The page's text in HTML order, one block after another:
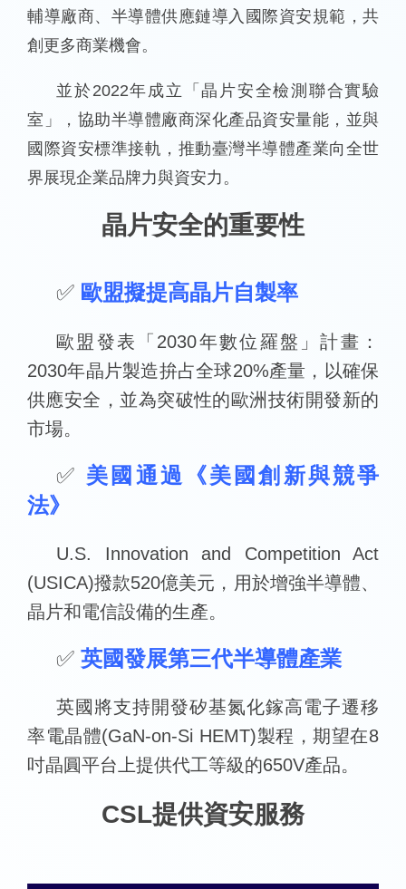
輔導廠商、半導體供應鏈導入國際資安規範，共
創更多商業機會。
並於2022年成立「晶片安全檢測聯合實驗
室」，協助半導體廠商深化產品資安量能，並與
國際資安標準接軌，推動臺灣半導體產業向全世
界展現企業品牌力與資安力。
晶片安全的重要性
✅ 歐盟擬提高晶片自製率
歐盟發表「2030年數位羅盤」計畫：
2030年晶片製造拚占全球20%產量，以確保
供應安全，並為突破性的歐洲技術開發新的
市場。
✅ 美國通過《美國創新與競爭
法》
U.S. Innovation and Competition Act
(USICA)撥款520億美元，用於增強半導體、
晶片和電信設備的生產。
✅ 英國發展第三代半導體產業
英國將支持開發矽基氮化鎵高電子遷移
率電晶體(GaN-on-Si HEMT)製程，期望在8
吋晶圓平台上提供代工等級的650V產品。
CSL提供資安服務